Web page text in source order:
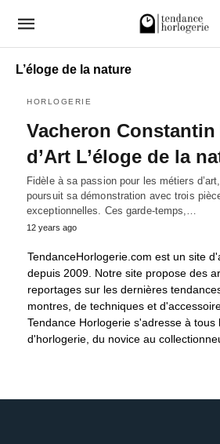
L’éloge de la nature
HORLOGERIE
Vacheron Constantin
d’Art L’éloge de la
Fidèle à sa passion pour les métiers
poursuit sa démonstration avec trois
exceptionnelles. Ces garde-temps,…
12 years ago
TendanceHorlogerie.com est un site
depuis 2009. Notre site propose des
reportages sur les dernières
montres, de techniques et
Tendance Horlogerie s'adresse à tous
d'horlogerie, du novice au